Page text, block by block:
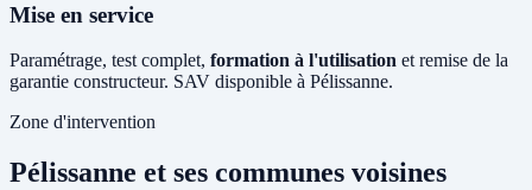
Mise en service
Paramétrage, test complet, formation à l'utilisation et remise de la
garantie constructeur. SAV disponible à Pélissanne.
Zone d'intervention
Pélissanne et ses communes voisines